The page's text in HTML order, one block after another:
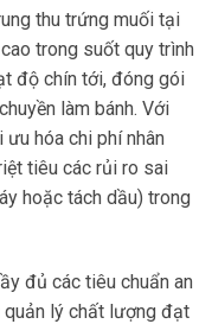
thu trứng muối tại
trong suốt quy trình
độ chín tới, đóng gói
làm bánh. Với
hóa chi phí nhân
tiêu các rủi ro sai
hoặc tách dầu) trong
đủ các tiêu chuẩn an
quản lý chất lượng đạt